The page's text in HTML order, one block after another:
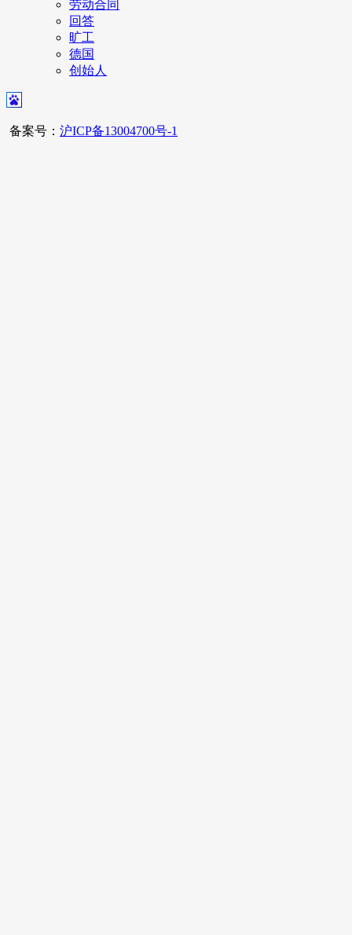
劳动合同
回答
旷工
德国
创始人
备案号： 沪ICP备13004700号-1